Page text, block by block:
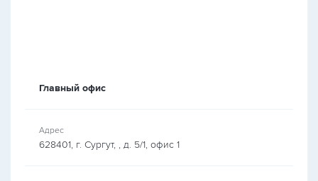
Главный офис
Адрес
628401, г. Сургут, , д. 5/1, офис 1